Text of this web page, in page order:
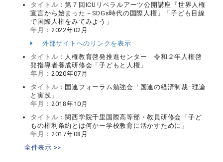
タイトル：第７回ICUリベラルアーツ公開講座『世界人権
宣言から始まった－SDGs時代の国際人権』「子ども目線
で国際人権をみてみよう」
年月： 2022年02月
外部サイトへのリンクを表示
タイトル： 人権教育啓発推進センター 令和２年人権啓
発指導者養成研修会「子どもと人権」
年月： 2020年07月
タイトル： 国連フォーラム勉強会「国連の経済制裁−理論
と実践」
年月： 2018年10月
タイトル：関西学院千里国際高等部・教員研修会「子ど
もの権利条約とは何かー学校教育に活かすために」
年月： 2017年08月
全件表示 >>